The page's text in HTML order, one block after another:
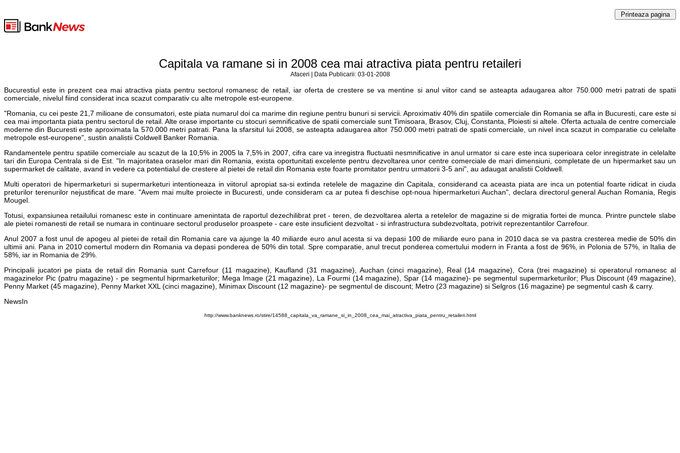
Capitala va ramane si in 2008 cea mai atractiva piata pentru retaileri
Afaceri | Data Publicarii: 03-01-2008
Bucurestiul este in prezent cea mai atractiva piata pentru sectorul romanesc de retail, iar oferta de crestere se va mentine si anul viitor cand se asteapta adaugarea altor 750.000 metri patrati de spatii
comerciale, nivelul fiind considerat inca scazut comparativ cu alte metropole est-europene.
"Romania, cu cei peste 21,7 milioane de consumatori, este piata numarul doi ca marime din regiune pentru bunuri si servicii. Aproximativ 40% din spatiile comerciale din Romania se afla in Bucuresti, care este si
cea mai importanta piata pentru sectorul de retail. Alte orase importante cu stocuri semnificative de spatii comerciale sunt Timisoara, Brasov, Cluj, Constanta, Ploiesti si altele. Oferta actuala de centre comerciale
moderne din Bucuresti este aproximata la 570.000 metri patrati. Pana la sfarsitul lui 2008, se asteapta adaugarea altor 750.000 metri patrati de spatii comerciale, un nivel inca scazut in comparatie cu celelalte
metropole est-europene", sustin analistii Coldwell Banker Romania.
Randamentele pentru spatiile comerciale au scazut de la 10,5% in 2005 la 7,5% in 2007, cifra care va inregistra fluctuatii nesmnificative in anul urmator si care este inca superioara celor inregistrate in celelalte
tari din Europa Centrala si de Est. "In majoritatea oraselor mari din Romania, exista oportunitati excelente pentru dezvoltarea unor centre comerciale de mari dimensiuni, completate de un hipermarket sau un
supermarket de calitate, avand in vedere ca potentialul de crestere al pietei de retail din Romania este foarte promitator pentru urmatorii 3-5 ani", au adaugat analistii Coldwell.
Multi operatori de hipermarketuri si supermarketuri intentioneaza in viitorul apropiat sa-si extinda retelele de magazine din Capitala, considerand ca aceasta piata are inca un potential foarte ridicat in ciuda
preturilor terenurilor nejustificat de mare. "Avem mai multe proiecte in Bucuresti, unde consideram ca ar putea fi deschise opt-noua hipermarketuri Auchan", declara directorul general Auchan Romania, Regis
Mougel.
Totusi, expansiunea retailului romanesc este in continuare amenintata de raportul dezechilibrat pret - teren, de dezvoltarea alerta a retelelor de magazine si de migratia fortei de munca. Printre punctele slabe
ale pietei romanesti de retail se numara in continuare sectorul produselor proaspete - care este insuficient dezvoltat - si infrastructura subdezvoltata, potrivit reprezentantilor Carrefour.
Anul 2007 a fost unul de apogeu al pietei de retail din Romania care va ajunge la 40 miliarde euro anul acesta si va depasi 100 de miliarde euro pana in 2010 daca se va pastra cresterea medie de 50% din
ultimii ani. Pana in 2010 comertul modern din Romania va depasi ponderea de 50% din total. Spre comparatie, anul trecut ponderea comertului modern in Franta a fost de 96%, in Polonia de 57%, in Italia de
58%, iar in Romania de 29%.
Principalii jucatori pe piata de retail din Romania sunt Carrefour (11 magazine), Kaufland (31 magazine), Auchan (cinci magazine), Real (14 magazine), Cora (trei magazine) si operatorul romanesc al
magazinelor Pic (patru magazine) - pe segmentul hiprmarketurilor; Mega Image (21 magazine), La Fourmi (14 magazine), Spar (14 magazine)- pe segmentul supermarketurilor; Plus Discount (49 magazine),
Penny Market (45 magazine), Penny Market XXL (cinci magazine), Minimax Discount (12 magazine)- pe segmentul de discount; Metro (23 magazine) si Selgros (16 magazine) pe segmentul cash & carry.
NewsIn
http://www.banknews.ro/stire/14588_capitala_va_ramane_si_in_2008_cea_mai_atractiva_piata_pentru_retaileri.html